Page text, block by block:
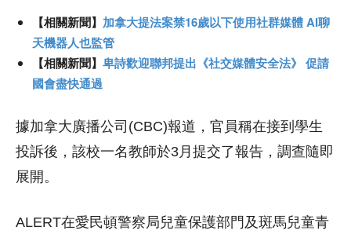
【相關新聞】 加拿大提法案禁16歲以下使用社群媒體 AI聊
天機器人也監管
【相關新聞】 卑詩歡迎聯邦提出《社交媒體安全法》 促請
國會盡快通過
據加拿大廣播公司(CBC)報道，官員稱在接到學生
投訴後，該校一名教師於3月提交了報告，調查隨即
展開。
ALERT在愛民頓警察局兒童保護部門及斑馬兒童青